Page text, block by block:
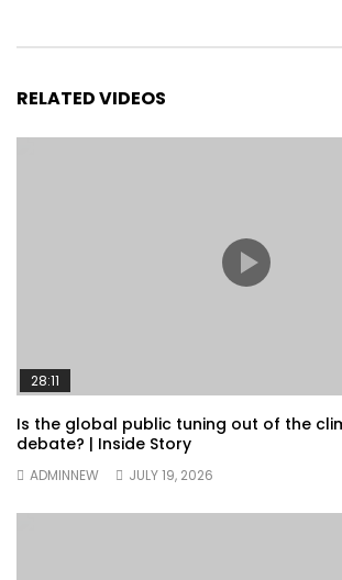
RELATED VIDEOS
28:11
Is the global public tuning out of the
debate? | Inside Story
ADMINNEW JULY 19, 2026